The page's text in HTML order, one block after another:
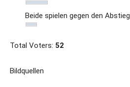
Beide spielen gegen den Abstieg
Total Voters: 52
Bildquellen